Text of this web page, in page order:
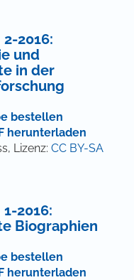
2-2016:
und
in der
bestellen
herunterladen
Lizenz: CC BY-SA
1-2016:
Biographien
bestellen
herunterladen